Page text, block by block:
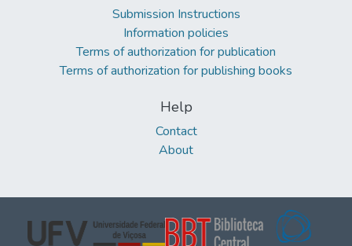
Submission Instructions
Information policies
Terms of authorization for publication
Terms of authorization for publishing books
Help
Contact
About